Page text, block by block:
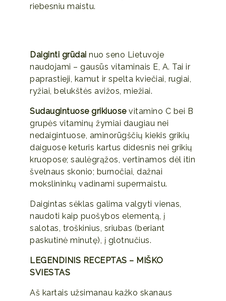
riebesniu maistu.
Daiginti grūdai nuo seno Lietuvoje
naudojami – gausūs vitaminais E, A. Tai ir
paprastieji, kamut ir spelta kviečiai, rugiai,
ryžiai, belukštės avižos, miežiai.
Sudaugintuose grikiuosevitamino C bei B
grupės vitaminų žymiai daugiau nei
nedaigintuose, aminorūgščių kiekis grikių
daiguose keturis kartus didesnis nei grikių
kruopose; saulėgrąžos, vertinamos dėl itin
švelnaus skonio; burnočiai, dažnai
mokslininkų vadinami supermaistu.
Daigintas sėklas galima valgyti vienas,
naudoti kaip puošybos elementą, į
salotas, troškinius, sriubas (beriant
paskutinė minutę), į glotnučius.
LEGENDINIS RECEPTAS – MIŠKO
SVIESTAS
Aš kartais užsimanau kažko skanaus